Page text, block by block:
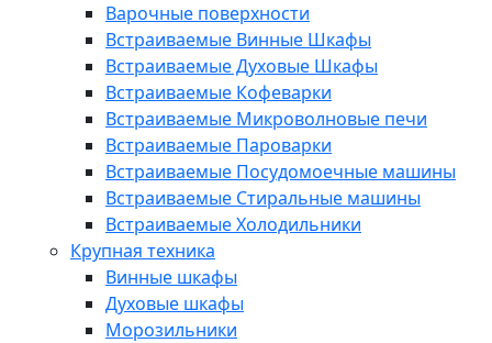
Варочные поверхности
Встраиваемые Винные Шкафы
Встраиваемые Духовые Шкафы
Встраиваемые Кофеварки
Встраиваемые Микроволновые печи
Встраиваемые Пароварки
Встраиваемые Посудомоечные машины
Встраиваемые Стиральные машины
Встраиваемые Холодильники
Крупная техника
Винные шкафы
Духовые шкафы
Морозильники